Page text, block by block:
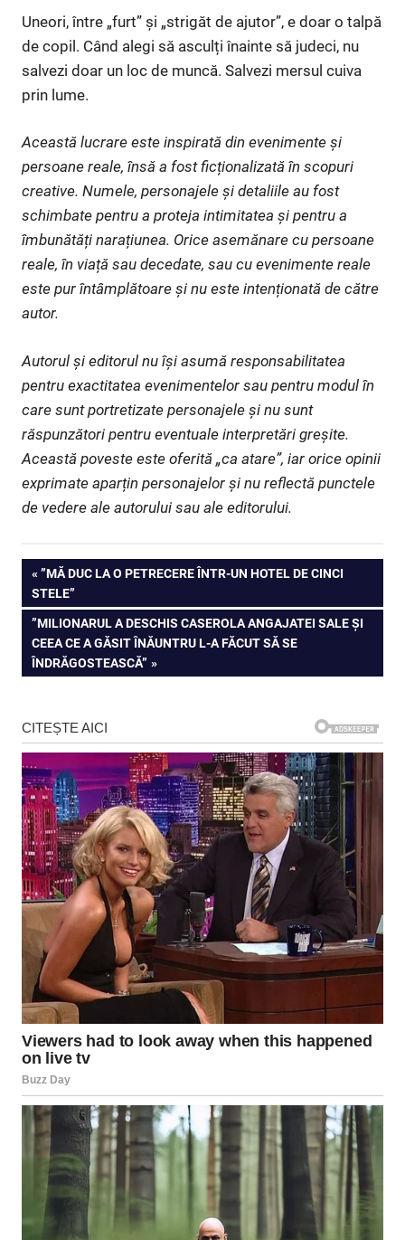
Uneori, între „furt” și „strigăt de ajutor”, e doar o talpă
de copil. Când alegi să asculți înainte să judeci, nu
salvezi doar un loc de muncă. Salvezi mersul cuiva
prin lume.
Această lucrare este inspirată din evenimente și
persoane reale, însă a fost ficționalizată în scopuri
creative. Numele, personajele și detaliile au fost
schimbate pentru a proteja intimitatea și pentru a
îmbunătăți narațiunea. Orice asemănare cu persoane
reale, în viață sau decedate, sau cu evenimente reale
este pur întâmplătoare și nu este intenționată de către
autor.
Autorul și editorul nu își asumă responsabilitatea
pentru exactitatea evenimentelor sau pentru modul în
care sunt portretizate personajele și nu sunt
răspunzători pentru eventuale interpretări greșite.
Această poveste este oferită „ca atare”, iar orice opinii
exprimate aparțin personajelor și nu reflectă punctele
de vedere ale autorului sau ale editorului.
Navigare
în
articole
PREVIOUS
POST:
”MĂ DUC LA O PETRECERE ÎNTR-UN HOTEL DE CINCI
STELE”
NEXT
POST:
”MILIONARUL A DESCHIS CASEROLA ANGAJATEI SALE ȘI
CEEA CE A GĂSIT ÎNĂUNTRU L-A FĂCUT SĂ SE
ÎNDRĂGOSTEASCĂ”